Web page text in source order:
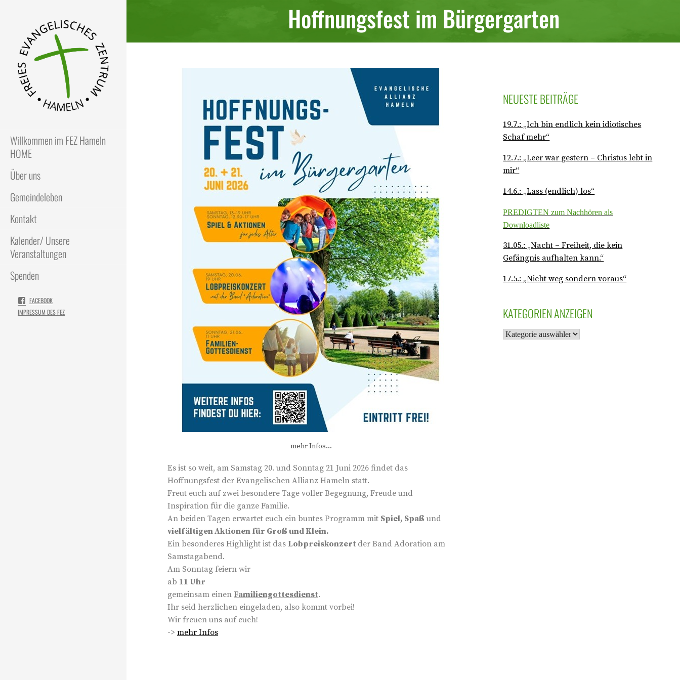
Willkommen im FEZ Hameln
HOME
Über uns
Gemeindeleben
Kontakt
Kalender/ Unsere
Veranstaltungen
Spenden
FACEBOOK
IMPRESSUM DES FEZ
Hoffnungsfest im Bürgergarten
mehr Infos...
Es ist so weit, am Samstag 20. und Sonntag 21 Juni 2026 findet das
Hoffnungsfest der Evangelischen Allianz Hameln statt.
Freut euch auf zwei besondere Tage voller Begegnung, Freude und
Inspiration für die ganze Familie.
An beiden Tagen erwartet euch ein buntes Programm mit Spiel, Spaß und
vielfältigen Aktionen für Groß und Klein.
Ein besonderes Highlight ist das Lobpreiskonzert der Band Adoration am
Samstagabend.
Am Sonntag feiern wir
ab 11 Uhr
gemeinsam einen Familiengottesdienst.
Ihr seid herzlichen eingeladen, also kommt vorbei!
Wir freuen uns auf euch!
-> mehr Infos
NEUESTE BEITRÄGE
19.7.: „Ich bin endlich kein idiotisches
Schaf mehr“
12.7.: „Leer war gestern – Christus lebt in
mir“
14.6.: „Lass (endlich) los“
PREDIGTEN zum Nachhören als
Downloadliste
31.05.: „Nacht – Freiheit, die kein
Gefängnis aufhalten kann.“
17.5.: „Nicht weg sondern voraus“
KATEGORIEN ANZEIGEN